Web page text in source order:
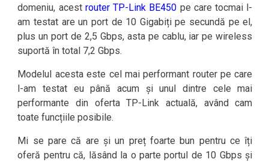
domeniu, acest router TP-Link BE450 pe care tocmai l-
am testat are un port de 10 Gigabiți pe secundă pe el,
plus un port de 2,5 Gbps, asta pe cablu, iar pe wireless
suportă în total 7,2 Gbps.
Modelul acesta este cel mai performant router pe care
l-am testat eu până acum și unul dintre cele mai
performante din oferta TP-Link actuală, având cam
toate funcțiile posibile.
Mi se pare că are și un preț foarte bun pentru ce îți
oferă pentru că, lăsând la o parte portul de 10 Gbps și